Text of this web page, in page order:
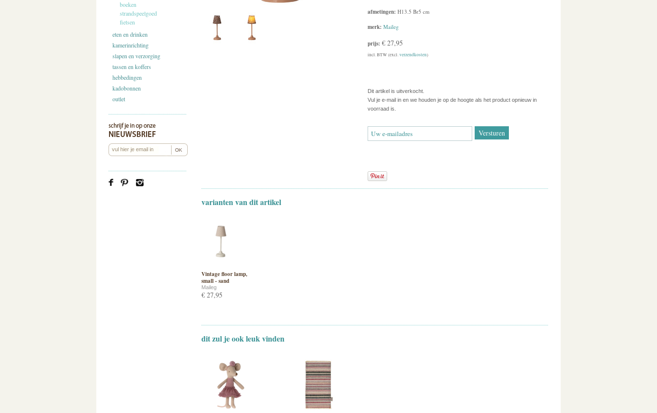
boeken
strandspeelgoed
fietsen
eten en drinken
kamerinrichting
slapen en verzorging
tassen en koffers
hebbedingen
kadobonnen
outlet
afmetingen: H13.5 Br5 cm
merk: Maileg
prijs: € 27,95
incl. BTW (excl.verzendkosten)
Dit artikel is uitverkocht.
Vul je e-mail in en we houden je op de hoogte als het product opnieuw in
voorraad is.
varianten van dit artikel
Vintage floor lamp,
small - sand
Maileg
€ 27,95
dit zul je ook leuk vinden